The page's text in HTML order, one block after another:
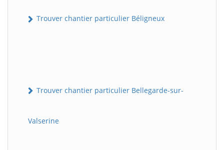
Trouver chantier particulier Béligneux
Trouver chantier particulier Bellegarde-sur-
Valserine